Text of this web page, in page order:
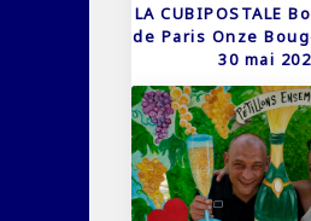
LA CUBIPOSTALE
de Paris Onze
30 mai